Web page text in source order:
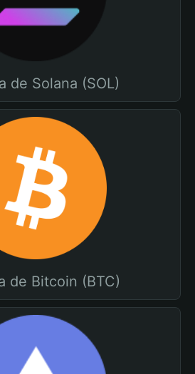
de Solana (SOL)
de Bitcoin (BTC)